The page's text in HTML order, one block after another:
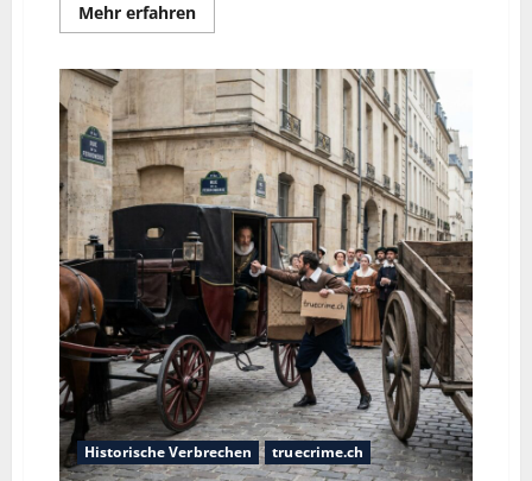
Mehr erfahren
Historische Verbrechen truecrime.ch